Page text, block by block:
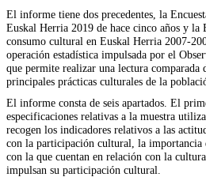
El informe tiene dos precedentes, la
Euskal Herria 2019 de hace cinco años y la
consumo cultural en Euskal Herria 2007-
operación estadística impulsada por el
que permite realizar una lectura comparada
principales prácticas culturales de la
El informe consta de seis apartados. El
especificaciones relativas a la muestra
recogen los indicadores relativos a las
con la participación cultural, la
con la que cuentan en relación con la
impulsan su participación cultural.